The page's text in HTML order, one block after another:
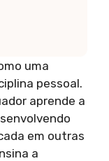
uma
pessoal.
aprende a
em outras
a